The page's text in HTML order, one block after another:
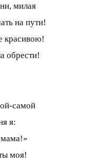
милая
на пути!
красивою!
обрести!
самой
я:
моя!